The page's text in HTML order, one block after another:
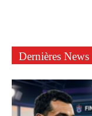
Dernières News